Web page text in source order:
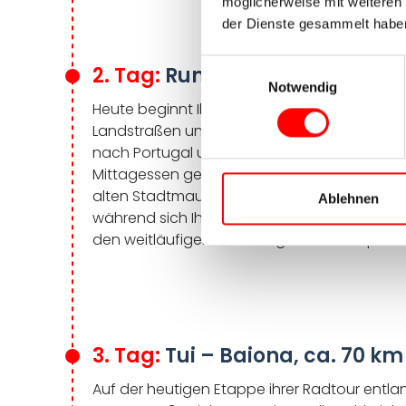
der Dienste gesammelt
Notwendig
Ablehnen
2. Tag: Rundtour ab Tui, ca. 45
Heute beginnt Ihr Radabenteuer mit einer
Landstraßen und dem eindrucksvollen
nach Portugal und erreichen die
Mittagessen genießen können. Die Route
alten Stadtmauern. Unterwegs laden
während sich Ihnen atemberaubende
den weitläufigen Parkanlagen des Parque
3. Tag: Tui – Baiona, ca. 70 km
Auf der heutigen Etappe ihrerRadtour